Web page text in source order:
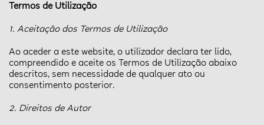
Termos de Utilização
1. Aceitação dos Termos de Utilização
Ao aceder a este website, o utilizador declara ter lido,
compreendido e aceite os Termos de Utilização abaixo
descritos, sem necessidade de qualquer ato ou
consentimento posterior.
2. Direitos de Autor